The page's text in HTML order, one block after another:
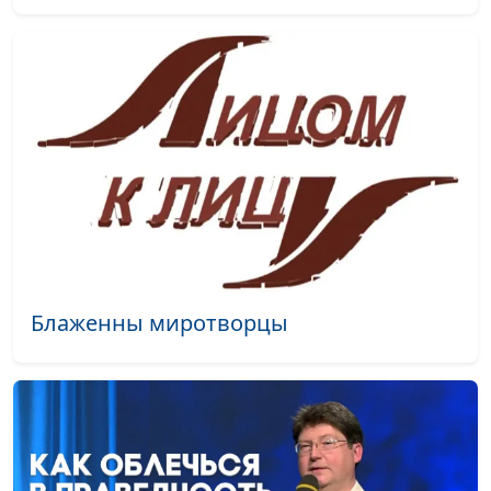
Оксана Гунько
Небеса небес Светлана Вернигор
Пусть не манит
лучами своими
звезда (акустика)
Светлана Вернигор
Светлана Вернигор
печали
Светлана Вернигор #1953
Блаженны миротворцы